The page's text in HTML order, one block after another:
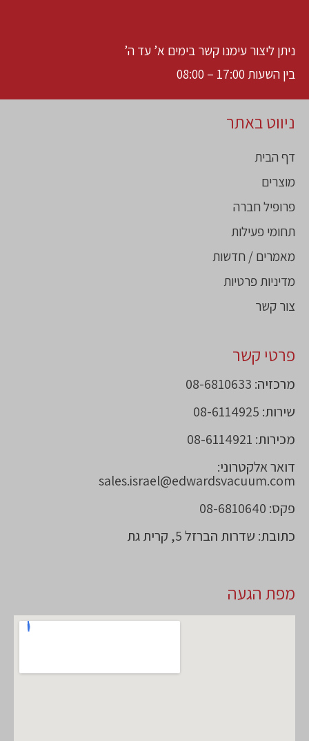
ניתן ליצור עימנו קשר בימים א’ עד ה’
בין השעות 17:00 – 08:00
ניווט באתר
דף הבית
מוצרים
פרופיל חברה
תחומי פעילות
מאמרים / חדשות
מדיניות פרטיות
צור קשר
פרטי קשר
מרכזיה: 08-6810633
שירות: 08-6114925
מכירות: 08-6114921
דואר אלקטרוני:
sales.israel@edwardsvacuum.com
פקס: 08-6810640
כתובת: שדרות הברזל 5, קרית גת
מפת הגעה